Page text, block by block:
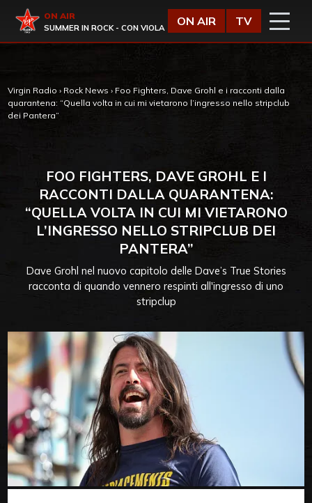
Virgin Radio
ON AIR
SUMMER IN ROCK - CON VIOLA
ON AIR TV
Virgin Radio › Rock News › Foo Fighters, Dave Grohl e i racconti dalla
quarantena: “Quella volta in cui mi vietarono l’ingresso nello stripclub
dei Pantera”
FOO FIGHTERS, DAVE GROHL E I
RACCONTI DALLA QUARANTENA:
“QUELLA VOLTA IN CUI MI VIETARONO
L’INGRESSO NELLO STRIPCLUB DEI
PANTERA”
Dave Grohl nel nuovo capitolo delle Dave’s True Stories
racconta di quando vennero respinti all'ingresso di uno
stripclup